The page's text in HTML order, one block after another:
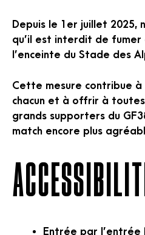
Depuis le 1er juillet 2025,
qu’il est interdit de
l’enceinte du Stade des
Cette mesure contribue
chacun et à offrir à
grands supporters du
match encore plus
Entrée par l’entrée